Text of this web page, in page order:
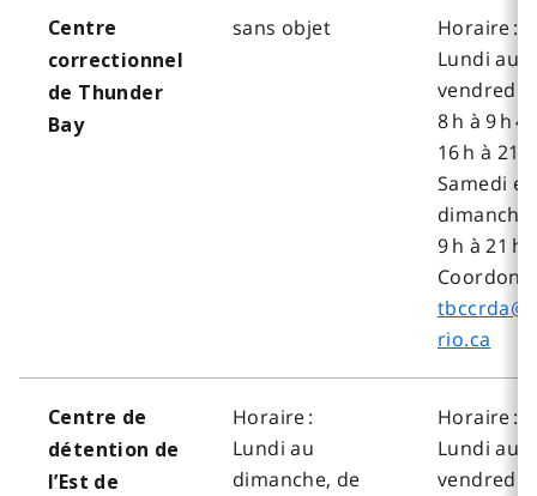
Centre
correctionnel
de Thunder
Bay
sans objet
Horaire :
Lundi au
vendredi,
8 h à 9 h
16 h à 21
Samedi et
9 h à 21 h
rio.ca
Centre de
détention de
l’Est de
Horaire :
Lundi au
dimanche, de
Horaire :
Lundi au
vendredi,